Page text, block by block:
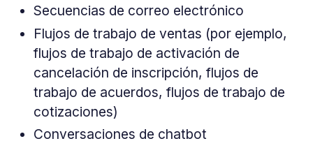
Secuencias de correo electrónico
Flujos de trabajo de ventas (por ejemplo,
flujos de trabajo de activación de
cancelación de inscripción, flujos de
trabajo de acuerdos, flujos de trabajo de
cotizaciones)
Conversaciones de chatbot